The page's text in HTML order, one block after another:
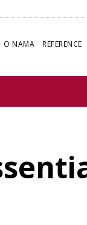
O NAMA REFERENCE